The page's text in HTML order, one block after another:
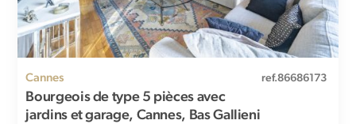
Cannes ref.86686173
Bourgeois de type 5 pièces avec
jardins et garage, Cannes, Bas Gallieni